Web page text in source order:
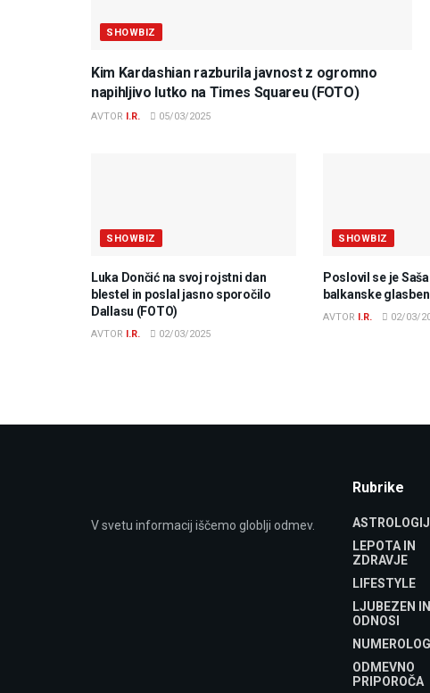
SHOWBIZ
Kim Kardashian razburila javnost z ogromno
napihljivo lutko na Times Squareu (FOTO)
AVTOR I.R. 05/03/2025
SHOWBIZ
Luka Dončić na svoj rojstni dan
blestel in poslal jasno sporočilo
Dallasu (FOTO)
AVTOR I.R. 02/03/2025
SHOWBIZ
Poslovil se je
balkanske
AVTOR I.R. 02/03/
V svetu informacij iščemo globlji odmev.
Rubrike
LEPOTA IN
ZDRAVJE
LIFESTYLE
LJUBEZEN IN
ODNOSI
ODMEVNO
PRIPOROČA